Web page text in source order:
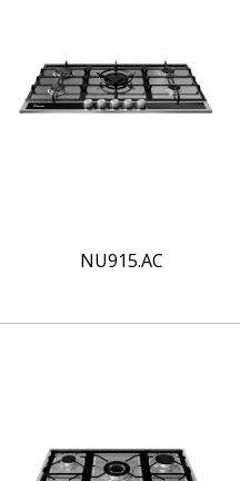
NU915.AC